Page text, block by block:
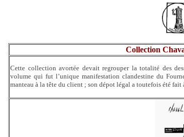
Collection
Cette collection avortée devait regrouper la totalité des
volume qui fut l’unique manifestation clandestine du
manteau à la tête du client ; son dépot légal a toutefois été